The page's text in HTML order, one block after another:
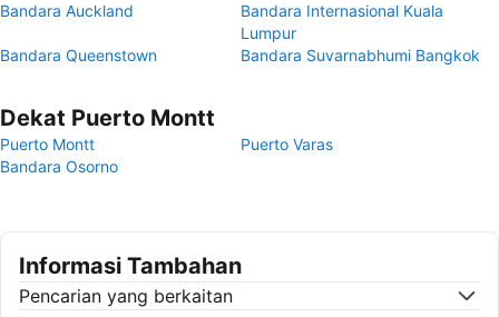
Bandara Auckland
Bandara Internasional Kuala
Lumpur
Bandara Queenstown
Bandara Suvarnabhumi Bangkok
Dekat Puerto Montt
Puerto Montt
Puerto Varas
Bandara Osorno
Informasi Tambahan
Pencarian yang berkaitan